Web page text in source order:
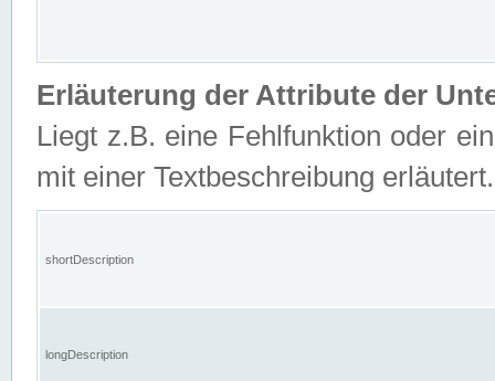
Erläuterung der Attribute der
Liegt z.B. eine Fehlfunktion oder
mit einer Textbeschreibung erläutert.
shortDescription
longDescription